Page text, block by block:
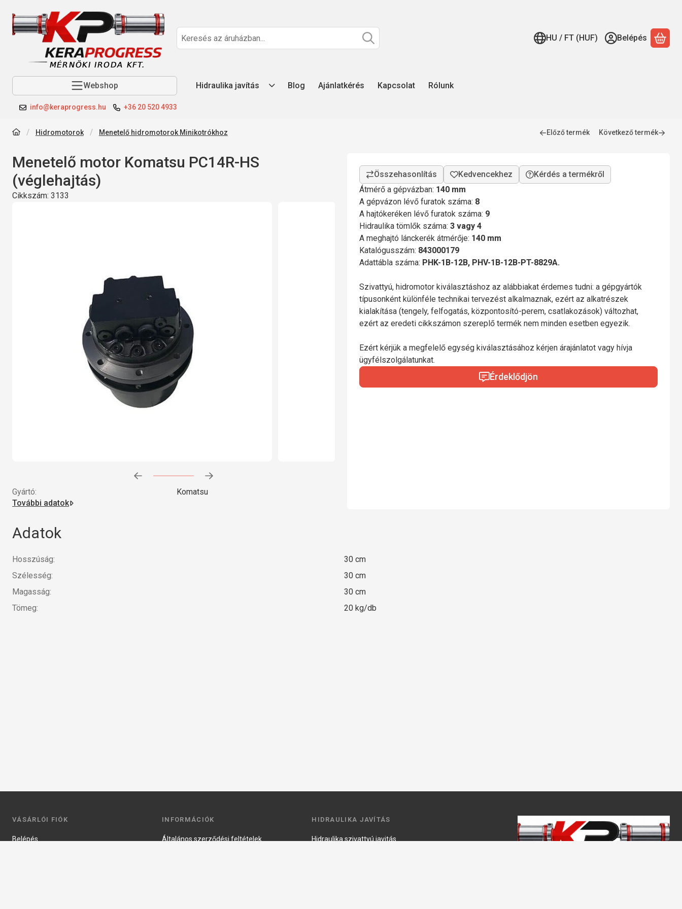
HU / FT (HUF) Belépés A
Webshop Hidraulika javítás Blog Ajánlatkérés Kapcsolat Rólunk
info@keraprogress.hu +36 20 520 4933
Hidromotorok Menetelő hidromotorok Minikotrókhoz Előző termék Következő termék
Menetelő motor Komatsu PC14R-HS
(véglehajtás)
Cikkszám: 3133
Gyártó:
Komatsu
További adatok
Kérdés a termékről
Átmérő a gépvázban: 140 mm
A gépvázon lévő furatok száma: 8
A hajtókeréken lévő furatok száma: 9
Hidraulika tömlők száma: 3 vagy 4
A meghajtó lánckerék átmérője: 140 mm
Katalógusszám: 843000179
Adattábla száma: PHK-1B-12B, PHV-1B-12B-PT-8829A.
Szivattyú, hidromotor kiválasztáshoz az alábbiakat érdemes tudni: a gépgyártók
típusonként különféle technikai tervezést alkalmaznak, ezért az alkatrészek
kialakítása (tengely, felfogatás, központosító-perem, csatlakozások) változhat,
ezért az eredeti cikkszámon szereplő termék nem minden esetben egyezik.
Ezért kérjük a megfelelő egység kiválasztásához kérjen árajánlatot vagy hívja
ügyfélszolgálatunkat.
Érdeklődjön
Adatok
Hosszúság:
30 cm
Szélesség:
30 cm
Magasság:
30 cm
Tömeg:
20 kg/db
VÁSÁRLÓI FIÓK
Belépés
INFORMÁCIÓK
Általános szerződési feltételek
HIDRAULIKA JAVÍTÁS
Hidraulika szivattyú javitás